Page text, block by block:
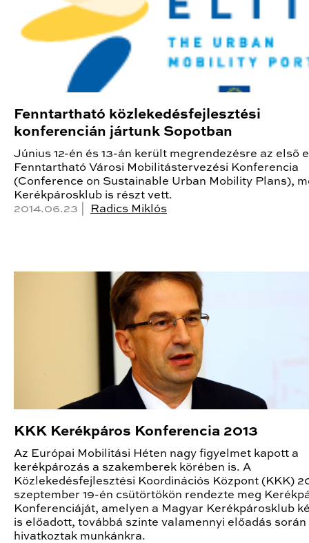
Fenntartható közlekedésfejlesztési
konferencián jártunk Sopotban
Június 12-én és 13-án került megrendezésre az első
Fenntartható Városi Mobilitástervezési Konferencia
(Conference on Sustainable Urban Mobility Plans),
Kerékpárosklub is részt vett.
2014.06.23 |
Radics Miklós
KKK Kerékpáros Konferencia 2013
Az Európai Mobilitási Héten nagy figyelmet kapott a
kerékpározás a szakemberek körében is. A
Közlekedésfejlesztési Koordinációs Központ (KKK)
szeptember 19-én csütörtökön rendezte meg
Konferenciáját, amelyen a Magyar Kerékpárosklub
is előadott, továbbá szinte valamennyi előadás során
hivatkoztak munkánkra.